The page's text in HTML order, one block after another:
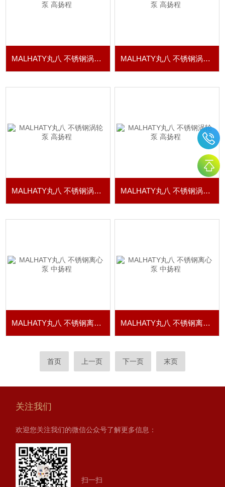
MALHATY丸八 不锈钢涡轮泵 高扬程 MALHATY丸八 不锈钢涡轮泵 高扬程
MALHATY丸八 不锈钢涡轮泵 高扬程 MALHATY丸八 不锈钢涡轮泵 高扬程
MALHATY丸八 不锈钢离心泵 中扬程 MALHATY丸八 不锈钢离心泵 中扬程
首页 上一页 下一页 末页
关注我们
欢迎您关注我们的微信公众号了解更多信息：
扫一扫